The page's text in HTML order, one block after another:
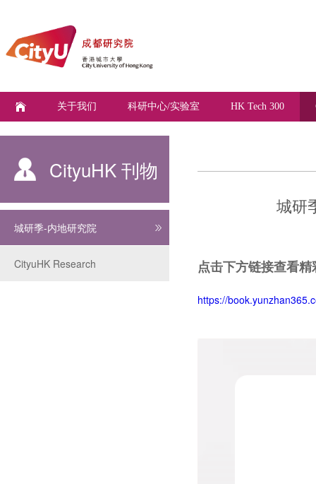
关于我们 科研中心/实验室 HK Tech 300
CityuHK 刊物
城研季-内地研究院
CityuHK Research
城研
点击下方链接查看
https://